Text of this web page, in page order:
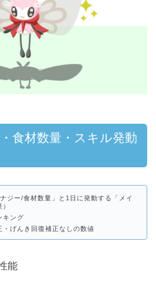
食材数量・スキル発動
ジー/食材数量」と1日に発動する「メイ
キング
げんき回復補正なしの数値
能